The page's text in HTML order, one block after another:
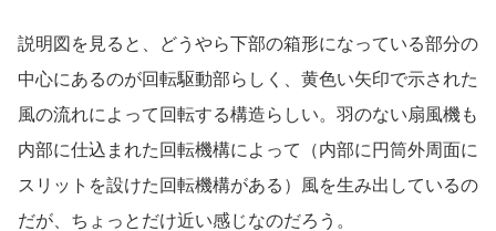
説明図を見ると、どうやら下部の箱形になっている部分の
中心にあるのが回転駆動部らしく、黄色い矢印で示された
風の流れによって回転する構造らしい。羽のない扇風機も
内部に仕込まれた回転機構によって（内部に円筒外周面に
スリットを設けた回転機構がある）風を生み出しているの
だが、ちょっとだけ近い感じなのだろう。